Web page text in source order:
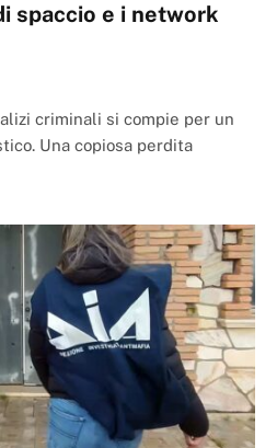
spaccio e i network
criminali si compie per un
Una copiosa perdita